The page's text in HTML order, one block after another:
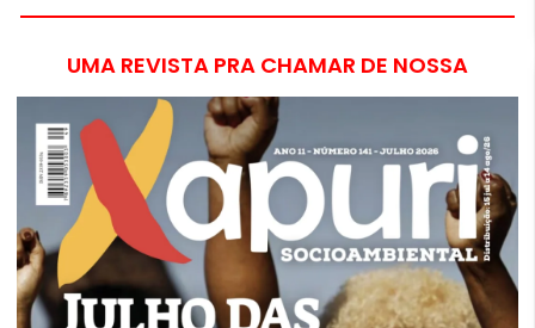
UMA REVISTA PRA CHAMAR DE NOSSA